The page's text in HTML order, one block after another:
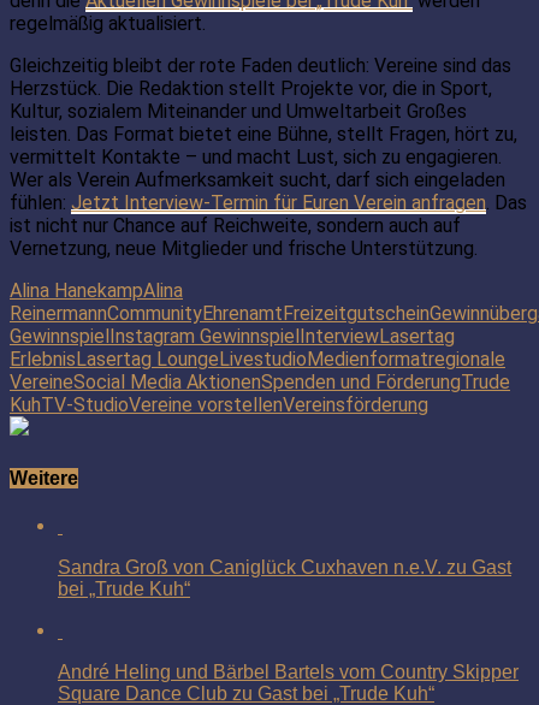
regelmäßig aktualisiert.
Gleichzeitig bleibt der rote Faden deutlich: Vereine sind das
Herzstück. Die Redaktion stellt Projekte vor, die in Sport,
Kultur, sozialem Miteinander und Umweltarbeit Großes
leisten. Das Format bietet eine Bühne, stellt Fragen, hört zu,
vermittelt Kontakte – und macht Lust, sich zu engagieren.
Wer als Verein Aufmerksamkeit sucht, darf sich eingeladen
fühlen: Jetzt Interview-Termin für Euren Verein anfragen. Das
ist nicht nur Chance auf Reichweite, sondern auch auf
Vernetzung, neue Mitglieder und frische Unterstützung.
Alina HanekampAlina
ReinermannCommunityEhrenamt Freizeitgutschein
Gewinnspiel Instagram Gewinnspiel InterviewLasertag
Erlebnis Lasertag Lounge Livestudio Medienformatregionale
VereineSocial Media AktionenSpenden und FörderungTrude
KuhTV-StudioVereine vorstellenVereinsförderung
Weitere
Sandra Groß von Caniglück Cuxhaven n.e.V. zu Gast
bei „Trude Kuh“
André Heling und Bärbel Bartels vom Country Skipper
Square Dance Club zu Gast bei „Trude Kuh“